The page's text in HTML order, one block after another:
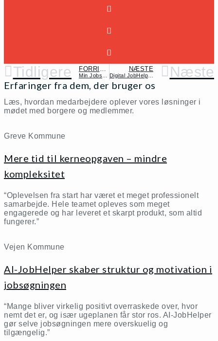
Tidligere FORRIGE NÆSTE Næste
Erfaringer fra dem, der bruger os
Læs, hvordan medarbejdere oplever vores løsninger i
mødet med borgere og medlemmer.
Greve Kommune
Mere tid til kerneopgaven – mindre
kompleksitet
“Oplevelsen fra start har været et meget professionelt
samarbejde. Hele teamet opleves som meget
engagerede og har leveret et skarpt produkt, som altid
fungerer.”
Vejen Kommune
AI-JobHelper skaber struktur og motivation i
jobsøgningen
“Mange bliver virkelig positivt overraskede over, hvor
nemt det er, og især ugeplanen får stor ros. AI-JobHelper
gør selve jobsøgningen mere overskuelig og
tilgængelig.”